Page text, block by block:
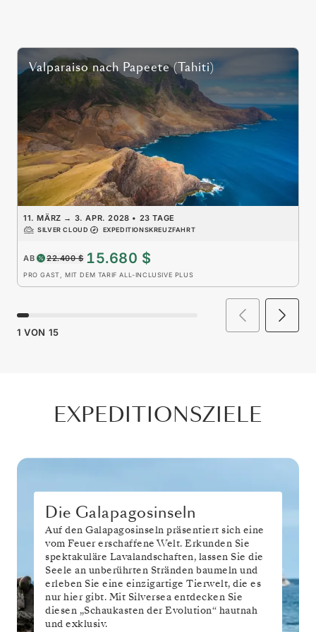
Valparaiso nach Papeete (Tahiti)
11. MÄRZ → 3. APR. 2028 • 23 TAGE
SILVER CLOUD EXPEDITIONSKREUZFAHRT
AB 22.400 $ 15.680 $
PRO GAST, MIT DEM TARIF ALL-INCLUSIVE PLUS
1 VON 15
EXPEDITIONSZIELE
Die Galapagosinseln
Auf den Galapagosinseln präsentiert sich eine
vom Feuer erschaffene Welt. Erkunden Sie
spektakuläre Lavalandschaften, lassen Sie die
Seele an unberührten Stränden baumeln und
erleben Sie eine einzigartige Tierwelt, die es
nur hier gibt. Mit Silversea entdecken Sie
diesen „Schaukasten der Evolution“ hautnah
und exklusiv.